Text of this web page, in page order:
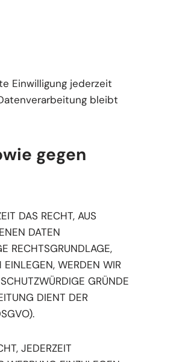
Einwilligung jederzeit
bleibt
gegen
DAS RECHT, AUS
DATEN
RECHTSGRUNDLAGE,
WERDEN WIR
GRÜNDE
DIENT DER
JEDERZEIT